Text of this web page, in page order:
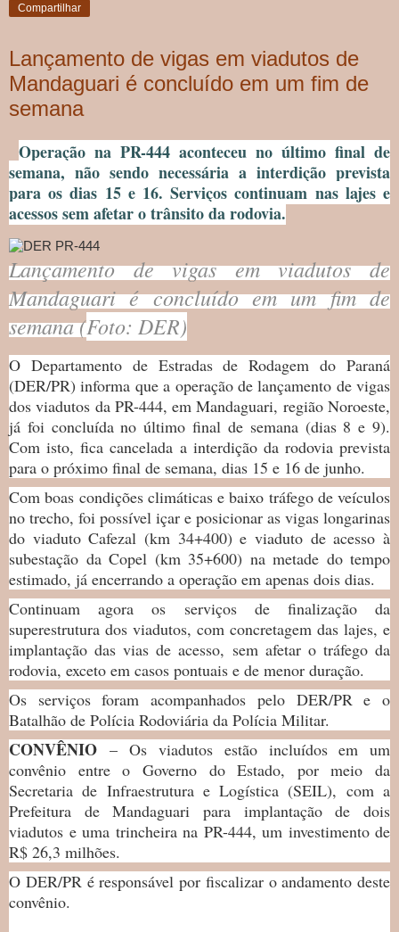
Compartilhar
Lançamento de vigas em viadutos de
Mandaguari é concluído em um fim de
semana
Operação na PR-444 aconteceu no último final de
semana, não sendo necessária a interdição prevista
para os dias 15 e 16. Serviços continuam nas lajes e
acessos sem afetar o trânsito da rodovia.
Lançamento de vigas em viadutos de
Mandaguari é concluído em um fim de
semana (Foto: DER)
O Departamento de Estradas de Rodagem do Paraná
(DER/PR) informa que a operação de lançamento de vigas
dos viadutos da PR-444, em Mandaguari, região Noroeste,
já foi concluída no último final de semana (dias 8 e 9).
Com isto, fica cancelada a interdição da rodovia prevista
para o próximo final de semana, dias 15 e 16 de junho.
Com boas condições climáticas e baixo tráfego de veículos
no trecho, foi possível içar e posicionar as vigas longarinas
do viaduto Cafezal (km 34+400) e viaduto de acesso à
subestação da Copel (km 35+600) na metade do tempo
estimado, já encerrando a operação em apenas dois dias.
Continuam agora os serviços de finalização da
superestrutura dos viadutos, com concretagem das lajes, e
implantação das vias de acesso, sem afetar o tráfego da
rodovia, exceto em casos pontuais e de menor duração.
Os serviços foram acompanhados pelo DER/PR e o
Batalhão de Polícia Rodoviária da Polícia Militar.
CONVÊNIO – Os viadutos estão incluídos em um
convênio entre o Governo do Estado, por meio da
Secretaria de Infraestrutura e Logística (SEIL), com a
Prefeitura de Mandaguari para implantação de dois
viadutos e uma trincheira na PR-444, um investimento de
R$ 26,3 milhões.
O DER/PR é responsável por fiscalizar o andamento deste
convênio.